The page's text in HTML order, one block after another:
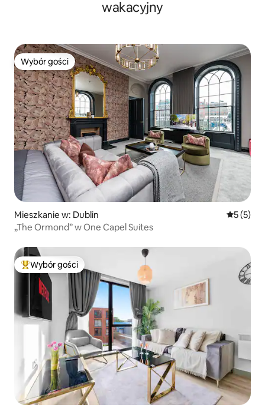
wakacyjny
Wybór gości
Wybór gości
Mieszkanie w: Dublin Średnia
5 (5)
„The Ormond” w One Capel Suites
Najpopularniejsze z kategorii Wybór gości
Wybór gości